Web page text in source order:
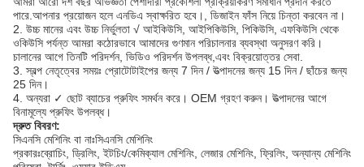
পারে.আপনার প্রয়োজন হলে এনডিএ স্বাক্ষরিত হবে।, ডিজাইন ফাঁস নিয়ে চিন্তা করবেন না।
2. উচ্চ মানের এবং উচ্চ নির্ভুলতা √ আইকিউসি, আইপিকিউসি, পিকিউসি, এফকিউসি থেকে
ওকিউসি পর্যন্ত আমরা কঠোরভাবে আমাদের গুণমান পরিচালনার ব্যবস্থা অনুসরণ করি।
চালানের আগে তিনটি পরিদর্শন, ভিডিও পরিদর্শন উপলব্ধ,এবং বিক্রয়োত্তর সেবা.
3. স্বল্প নেতৃত্বের সময়ঃ প্রোটোটাইপের জন্য 7 দিন / উত্পাদনের জন্য 15 দিন / ছাঁচের জন্য
25 দিন।
4. অন্যরা ✓ ছোট ব্যাচের প্রুফিং সমর্থন করে। OEM গ্রহণ করুন। উত্পাদনের আগে
বিনামূল্যে প্রুফিং উপলব্ধ।
দ্রুত বিবরণ:
সিএনসি মেশিনিং বা নাঃসিএনসি মেশিনিং
প্রকারঃব্রোচিং, ড্রিলিং, ইটচিং/কেমিক্যাল মেশিনিং, লেজার মেশিনিং, ফ্রিলিং, অন্যান্য মেশিনিং